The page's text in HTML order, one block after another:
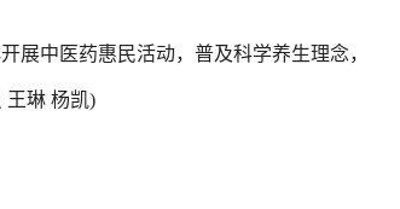
中医药惠民活动，普及科学养生理念，
王琳 杨凯)